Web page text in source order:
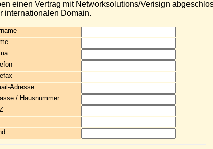
einen Vertrag mit Networksolutions/Verisign
internationalen Domain.
Adresse
/ Hausnummer